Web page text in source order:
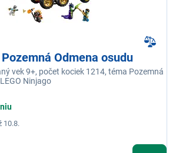
Odmena osudu
vek 9+, počet kociek 1214, téma Pozemná
Ninjago
10.8.